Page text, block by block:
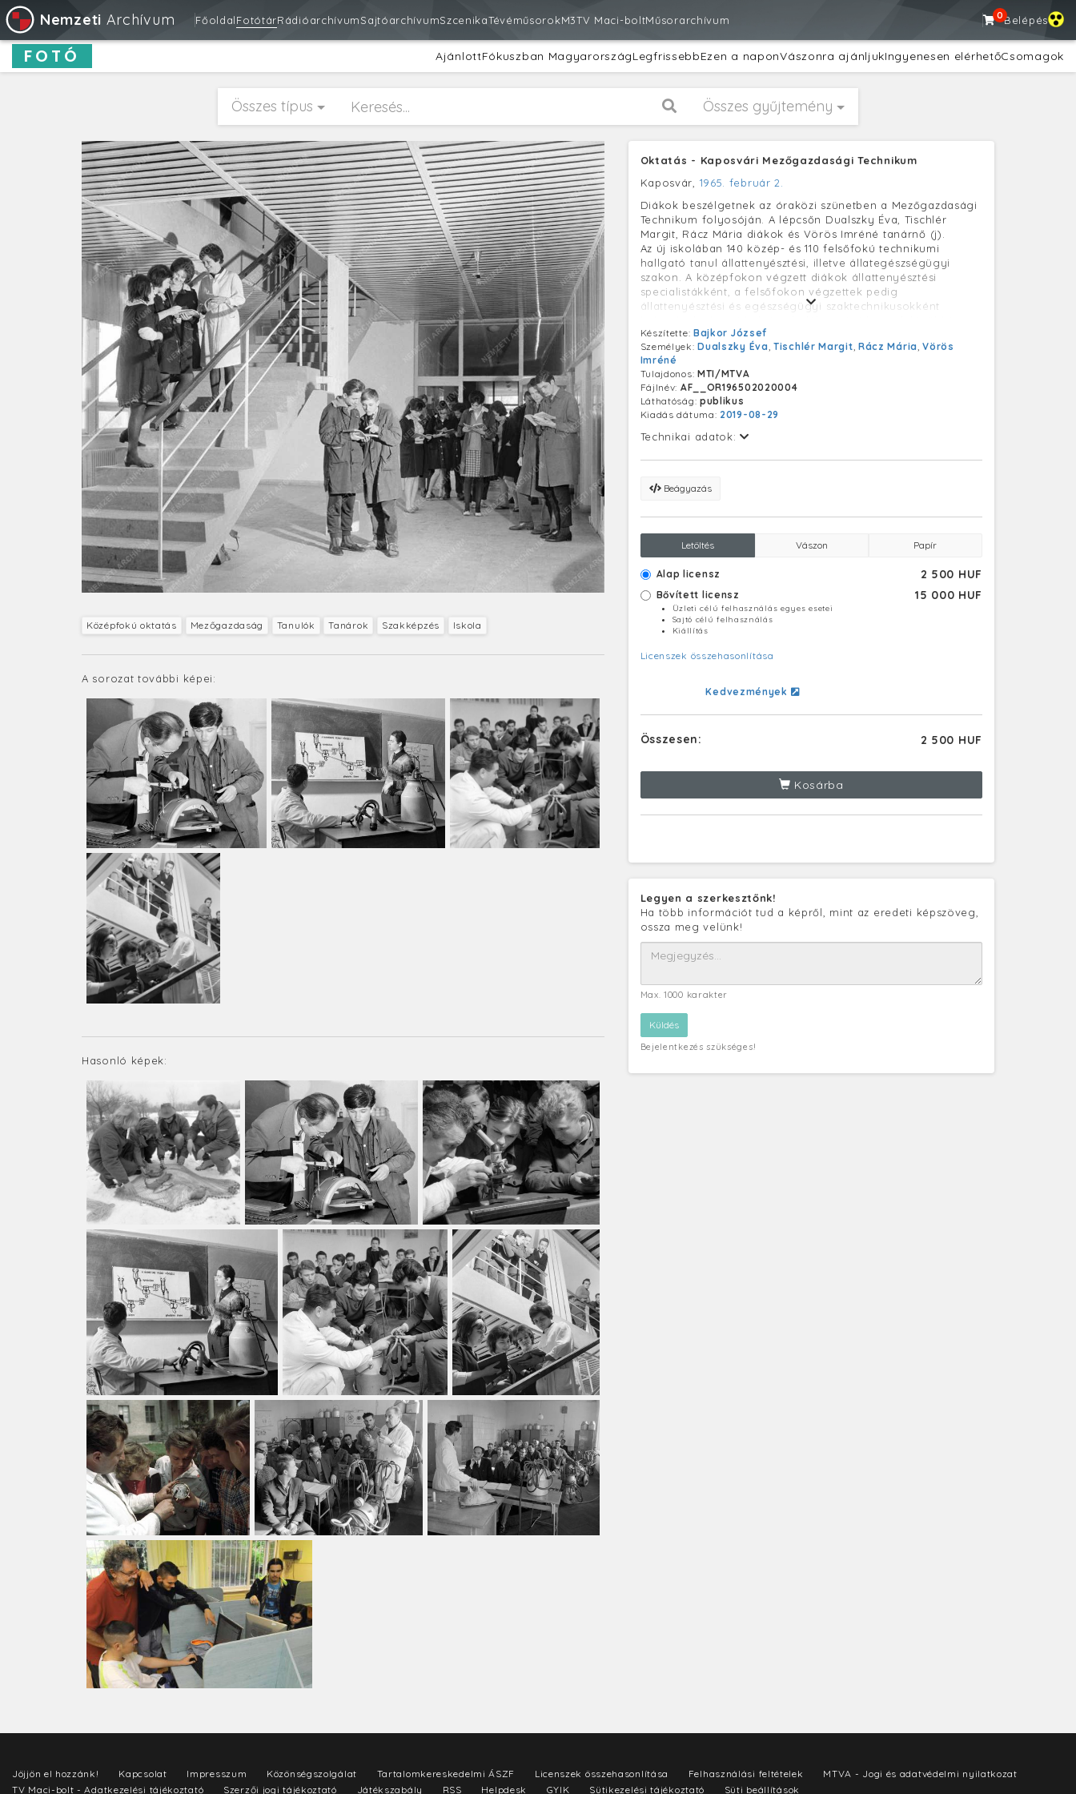
Nemzeti Archívum FőoldalFotótárRádióarchívumSajtóarchívumSzcenikaTévéműsorokM3TV Maci-boltMűsorarchívum 0Belépés
FOTÓ AjánlottFókuszban MagyarországLegfrissebbEzen a naponVászonra ajánljukIngyenesen elérhetőCsomagok
Összes típus Összes gyűjtemény
Középfokú oktatás Mezőgazdaság Tanulók Tanárok Szakképzés Iskola
A sorozat további képei:
Hasonló képek:
Oktatás - Kaposvári Mezőgazdasági Technikum
Kaposvár, 1965. február 2.
Diákok beszélgetnek az óraközi szünetben a Mezőgazdasági
Technikum folyosóján. A lépcsőn Dualszky Éva, Tischlér
Margit, Rácz Mária diákok és Vörös Imréné tanárnő (j).
Az új iskolában 140 közép- és 110 felsőfokú technikumi
hallgató tanul állattenyésztési, illetve állategészségügyi
szakon. A középfokon végzett diákok állattenyésztési
specialistákként, a felsőfokon végzettek pedig
állattenyésztési és egészségügyi szaktechnikusokként
laboratórium is. Az egyikben a diákok gyakorolnak, a
másikban a tanárok kísérleteznek. Az itt végzett kutatások
alapján állattenyésztési és takarmányozási tanácsokat
adhatnak majd a megye termelőszövetkezeteinek.
Készítette: Bajkor József
Személyek:Dualszky Éva,Tischlér Margit, Rácz Mária,Vörös
Imréné
Tulajdonos: MTI/MTVA
Fájlnév: AF__OR196502020004
Láthatóság: publikus
Kiadás dátuma: 2019-08-29
Technikai adatok:
Beágyazás
Letöltés Vászon Papír
Alap licensz 2 500 HUF
Bővített licensz 15 000 HUF
Üzleti célú felhasználás egyes esetei
Sajtó célú felhasználás
Kiállítás
Licenszek összehasonlítása
Kedvezmények
Összesen: 2 500 HUF
Kosárba
Legyen a szerkesztőnk!
Ha több információt tud a képről, mint az eredeti képszöveg,
ossza meg velünk!
Max. 1000 karakter
Bejelentkezés szükséges!
Jöjjön el hozzánk! Kapcsolat Impresszum Közönségszolgálat Tartalomkereskedelmi ÁSZF Licenszek összehasonlítása Felhasználási feltételek
MTVA - Jogi és adatvédelmi nyilatkozat
TV Maci-bolt - Adatkezelési tájékoztató
Szerzői jogi tájékoztató Játékszabály RSS Helpdesk GYIK Sütikezelési tájékoztató Süti beállítások